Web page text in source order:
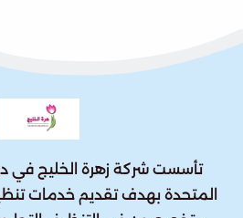
تأسست شركة زهرة الخليج في
المتحدة بهدف تقديم خدمات